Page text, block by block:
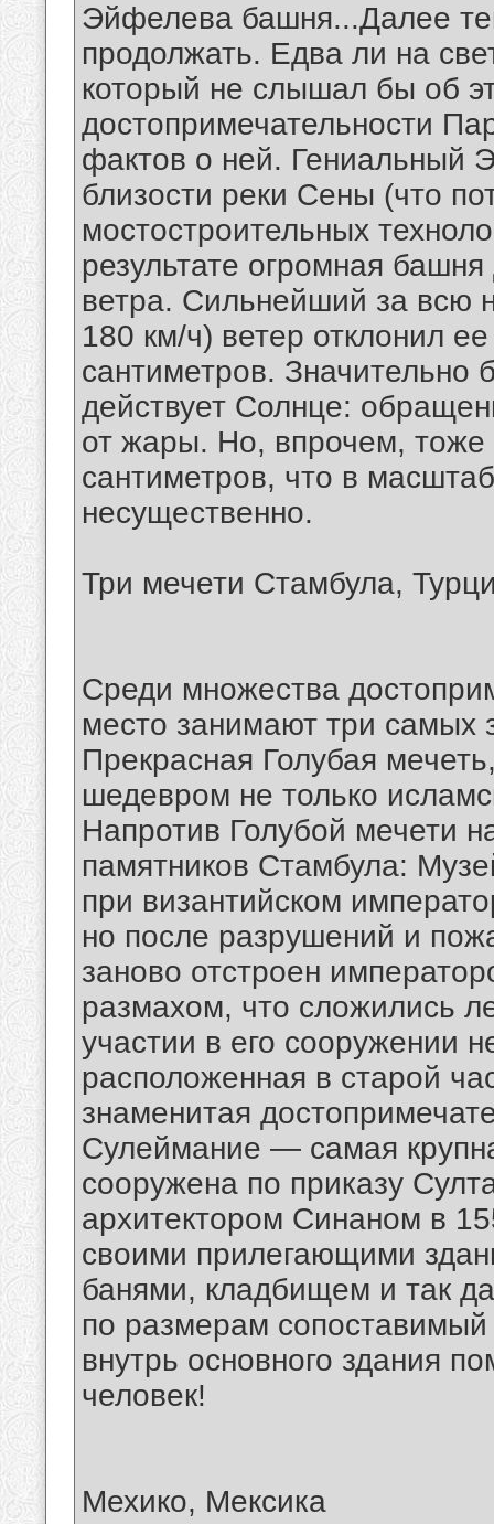
Эйфелева башня...Далее
продолжать. Едва ли на
который не слышал бы об
достопримечательности
фактов о ней. Гениальный
близости реки Сены (что
мостостроительных
результате огромная
ветра. Сильнейший за всю
180 км/ч) ветер отклонил
сантиметров.
действует Солнце:
от жары. Но, впрочем,
сантиметров, что в
несущественно.
Три мечети Стамбула,
Среди множества
место занимают три самых
Прекрасная Голубая
шедевром не только
Напротив Голубой мечети
памятников Стамбула:
при византийском
но после разрушений и
заново отстроен
размахом, что сложились
участии в его сооружении
расположенная в старой
знаменитая
Сулеймание — самая
сооружена по приказу
архитектором Синаном в
своими прилегающими
банями, кладбищем и так
по размерам сопоставимый
внутрь основного здания
человек!
Мехико, Мексика